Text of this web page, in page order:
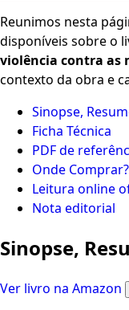
Reunimos nesta
disponíveis sobre o
violência contra as
contexto da obra e
Sinopse,
Ficha Técnica
PDF de
Onde
Leitura online
Nota editorial
Sinopse,
Ver livro na Amazon